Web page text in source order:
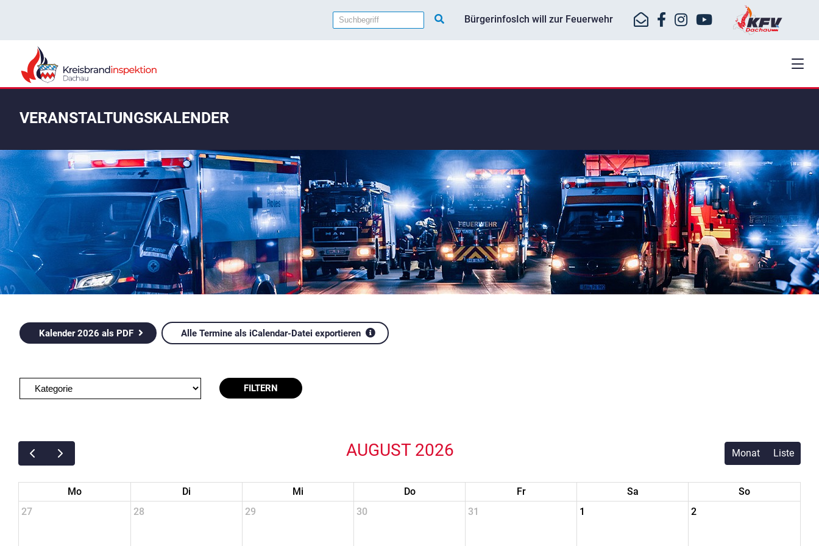
BürgerinfosIch will zur Feuerwehr
VERANSTALTUNGSKALENDER
Kalender 2026 als PDF Alle Termine als iCalendar-Datei exportieren
FILTERN
AUGUST 2026 Monat Liste
Mo Di Mi Do Fr Sa
So
27
28 29 30 31 1 2